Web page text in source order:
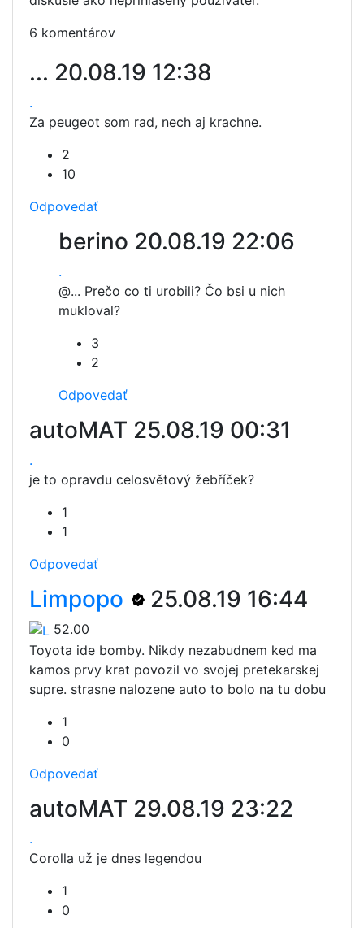
6 komentárov
... 20.08.19 12:38
.
Za peugeot som rad, nech aj krachne.
2
10
Odpovedať
berino 20.08.19 22:06
.
@... Prečo co ti urobili? Čo bsi u nich
mukloval?
3
2
Odpovedať
autoMAT 25.08.19 00:31
.
je to opravdu celosvětový žebříček?
1
1
Odpovedať
Limpopo 25.08.19 16:44
52.00
Toyota ide bomby. Nikdy nezabudnem ked ma
kamos prvy krat povozil vo svojej pretekarskej
supre. strasne nalozene auto to bolo na tu dobu
1
0
Odpovedať
autoMAT 29.08.19 23:22
.
Corolla už je dnes legendou
1
0